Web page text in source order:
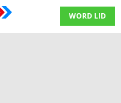
WORD LID